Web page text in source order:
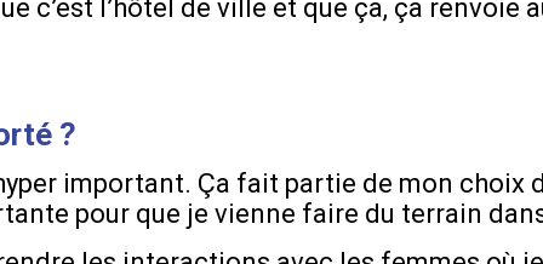
l’hôtel de ville et que ça, ça renvoie
?
important. Ça fait partie de mon choix
pour que je vienne faire du terrain